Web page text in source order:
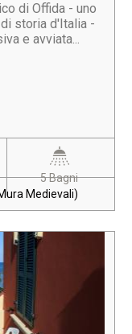
di Offida - uno
storia d'Italia -
e avviata...
5 Bagni
Medievali)